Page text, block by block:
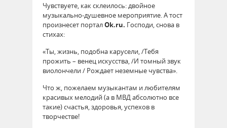
Чувствуете, как склеилось: двойное
музыкально-душевное мероприятие. А тост
произнесет порталOk.ru. Господи, снова в
стихах:
«Ты, жизнь, подобна карусели, /Тебя
прожить – венец искусства, /И томный звук
виолончели / Рождает неземные чувства».
Что ж, пожелаем музыкантам и любителям
красивых мелодий (а в МВД абсолютно все
такие) счастья, здоровья, успехов в
творчестве!